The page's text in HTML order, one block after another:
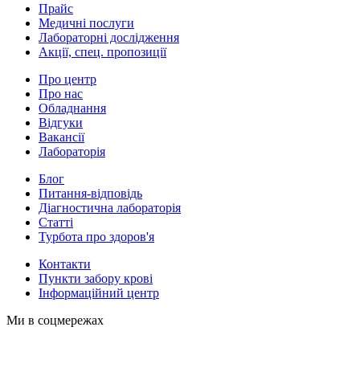
Прайс
Медичні послуги
Лабораторні дослідження
Акції, спец. пропозиції
Про центр
Про нас
Обладнання
Відгуки
Вакансії
Лабораторія
Блог
Питання-відповідь
Діагностична лабораторія
Статті
Турбота про здоров'я
Контакти
Пункти забору крові
Інформаційний центр
Ми в соцмережах